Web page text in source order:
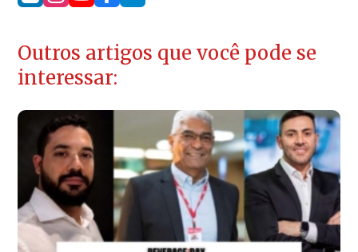
Outros artigos que você pode se
interessar: